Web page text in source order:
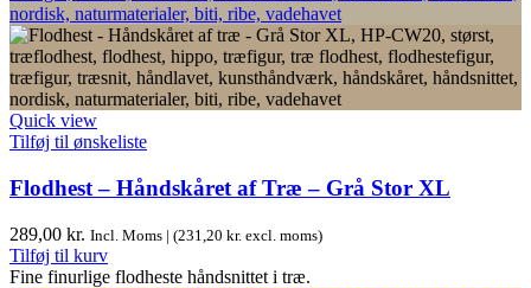
Quick view
Tilføj til ønskeliste
Flodhest – Håndskåret af Træ – Grå Stor XL
289,00 kr. Incl. Moms | (231,20 kr. excl. moms)
Tilføj til kurv
Fine finurlige flodheste håndsnittet i træ.